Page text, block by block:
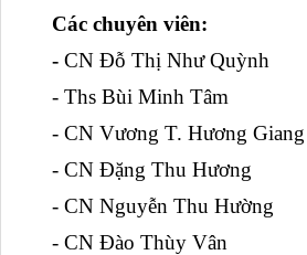
Các chuyên viên:
- CN Đỗ Thị Như Quỳnh
- Ths Bùi Minh Tâm
- CN Vương T. Hương Giang
- CN Đặng Thu Hương
- CN Nguyễn Thu Hường
- CN Đào Thùy Vân